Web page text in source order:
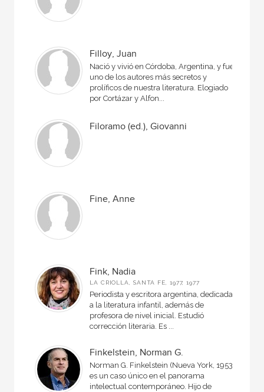
Filloy, Juan
Nació y vivió en Córdoba, Argentina, y fue
uno de los autores más secretos y
prolíficos de nuestra literatura. Elogiado
por Cortázar y Alfon...
Filoramo (ed.), Giovanni
Fine, Anne
Fink, Nadia
LA CRIOLLA, SANTA FE, 1977, 1977
Periodista y escritora argentina, dedicada
a la literatura infantil, además de
profesora de nivel inicial. Estudió
corrección literaria. Es ...
Finkelstein, Norman G.
Norman G. Finkelstein (Nueva York, 1953)
es un caso único en el panorama
intelectual contemporáneo. Hijo de